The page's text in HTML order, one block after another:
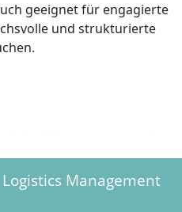
geeignet für engagierte
und strukturierte
(Fachabitur) mit
Management